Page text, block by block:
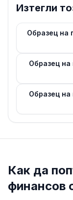
Изтегли
Образец на
Образец
Образец
Как да
финансов